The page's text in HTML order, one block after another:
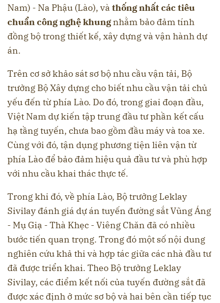
Nam) - Na Phậu (Lào), và thống nhất các tiêu
chuẩn công nghệ khungnhằm bảo đảm tính
đồng bộ trong thiết kế, xây dựng và vận hành dự
án.
Trên cơ sở khảo sát sơ bộ nhu cầu vận tải, Bộ
trưởng Bộ Xây dựng cho biết nhu cầu vận tải chủ
yếu đến từ phía Lào. Do đó, trong giai đoạn đầu,
Việt Nam dự kiến tập trung đầu tư phần kết cấu
hạ tầng tuyến, chưa bao gồm đầu máy và toa xe.
Cùng với đó, tận dụng phương tiện liên vận từ
phía Lào để bảo đảm hiệu quả đầu tư và phù hợp
với nhu cầu khai thác thực tế.
Trong khi đó, về phía Lào, Bộ trưởng Leklay
Sivilay đánh giá dự án tuyến đường sắt Vũng Áng
- Mụ Giạ - Thà Khẹc - Viêng Chăn đã có nhiều
bước tiến quan trọng. Trong đó một số nội dung
nghiên cứu khả thi và hợp tác giữa các nhà đầu tư
đã được triển khai. Theo Bộ trưởng Leklay
Sivilay, các điểm kết nối của tuyến đường sắt đã
được xác định ở mức sơ bộ và hai bên cần tiếp tục